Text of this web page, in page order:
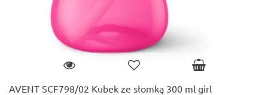
AVENT SCF798/02 Kubek ze słomką 300 ml girl